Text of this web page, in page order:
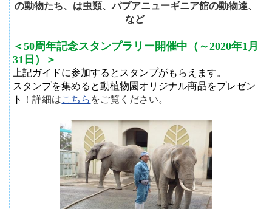
の動物たち、は虫類、パプアニューギニア館の動物達、
など
＜50周年記念スタンプラリー開催中（～2020年1月
31日）＞
上記ガイドに参加するとスタンプがもらえます。
スタンプを集めると動植物園オリジナル商品をプレゼン
ト
！詳細はこちら をご覧ください。